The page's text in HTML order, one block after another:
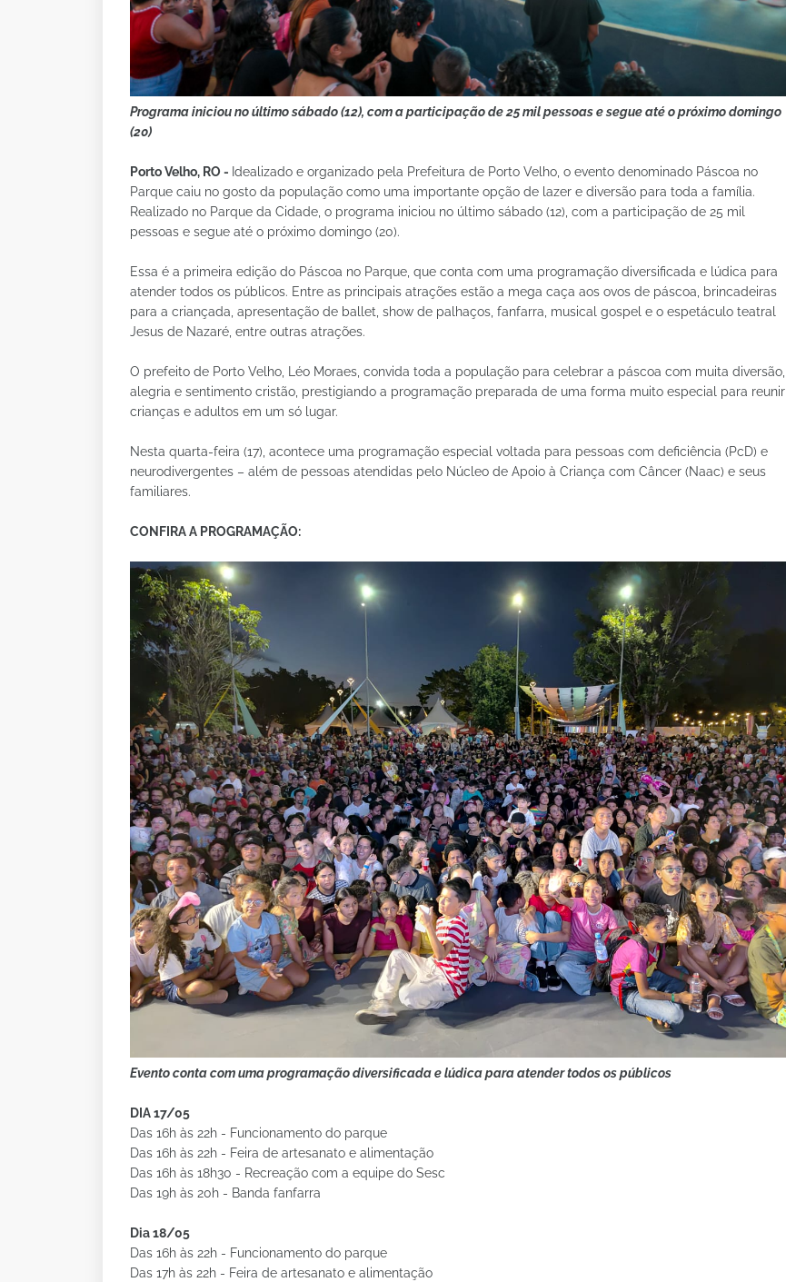
Programa iniciou no último sábado (12), com a participação de 25 mil pessoas e segue até o próximo domingo
(20)
Porto Velho, RO - Idealizado e organizado pela Prefeitura de Porto Velho, o evento denominado Páscoa no
Parque caiu no gosto da população como uma importante opção de lazer e diversão para toda a família.
Realizado no Parque da Cidade, o programa iniciou no último sábado (12), com a participação de 25 mil
pessoas e segue até o próximo domingo (20).
Essa é a primeira edição do Páscoa no Parque, que conta com uma programação diversificada e lúdica para
atender todos os públicos. Entre as principais atrações estão a mega caça aos ovos de páscoa, brincadeiras
para a criançada, apresentação de ballet, show de palhaços, fanfarra, musical gospel e o espetáculo teatral
Jesus de Nazaré, entre outras atrações.
O prefeito de Porto Velho, Léo Moraes, convida toda a população para celebrar a páscoa com muita diversão,
alegria e sentimento cristão, prestigiando a programação preparada de uma forma muito especial para reunir
crianças e adultos em um só lugar.
Nesta quarta-feira (17), acontece uma programação especial voltada para pessoas com deficiência (PcD) e
neurodivergentes – além de pessoas atendidas pelo Núcleo de Apoio à Criança com Câncer (Naac) e seus
familiares.
CONFIRA A PROGRAMAÇÃO:
Evento conta com uma programação diversificada e lúdica para atender todos os públicos
DIA 17/05
Das 16h às 22h - Funcionamento do parque
Das 16h às 22h - Feira de artesanato e alimentação
Das 16h às 18h30 - Recreação com a equipe do Sesc
Das 19h às 20h - Banda fanfarra
Dia 18/05
Das 16h às 22h - Funcionamento do parque
Das 17h às 22h - Feira de artesanato e alimentação